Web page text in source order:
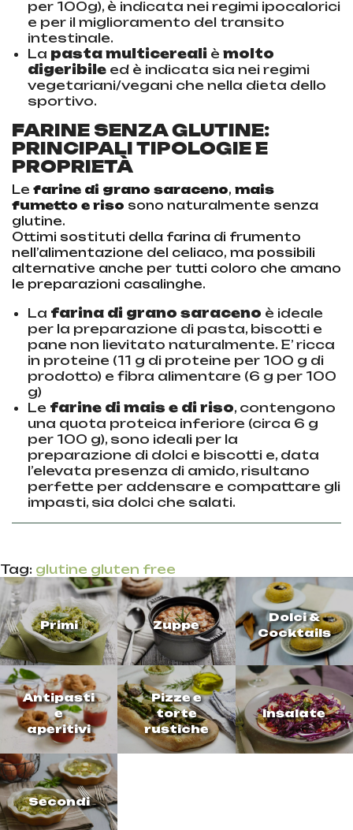
per 100g), è indicata nei regimi ipocalorici
e per il miglioramento del transito
intestinale.
La pasta multicereali è molto
digeribile ed è indicata sia nei regimi
vegetariani/vegani che nella dieta dello
sportivo.
FARINE SENZA GLUTINE:
PRINCIPALI TIPOLOGIE E
PROPRIETÀ
Le farine di grano saraceno, mais
fumetto e riso sono naturalmente senza
glutine.
Ottimi sostituti della farina di frumento
nell’alimentazione del celiaco, ma possibili
alternative anche per tutti coloro che amano
le preparazioni casalinghe.
La farina di grano saraceno è ideale
per la preparazione di pasta, biscotti e
pane non lievitato naturalmente. E’ ricca
in proteine (11 g di proteine per 100 g di
prodotto) e fibra alimentare (6 g per 100
g)
Le farine di mais e di riso, contengono
una quota proteica inferiore (circa 6 g
per 100 g), sono ideali per la
preparazione di dolci e biscotti e, data
l’elevata presenza di amido, risultano
perfette per addensare e compattare gli
impasti, sia dolci che salati.
Tag: glutine gluten free
Primi Zuppe
Dolci &
Cocktails
Antipasti
e
aperitivi
Pizze e
torte
rustiche
Insalate
Secondi